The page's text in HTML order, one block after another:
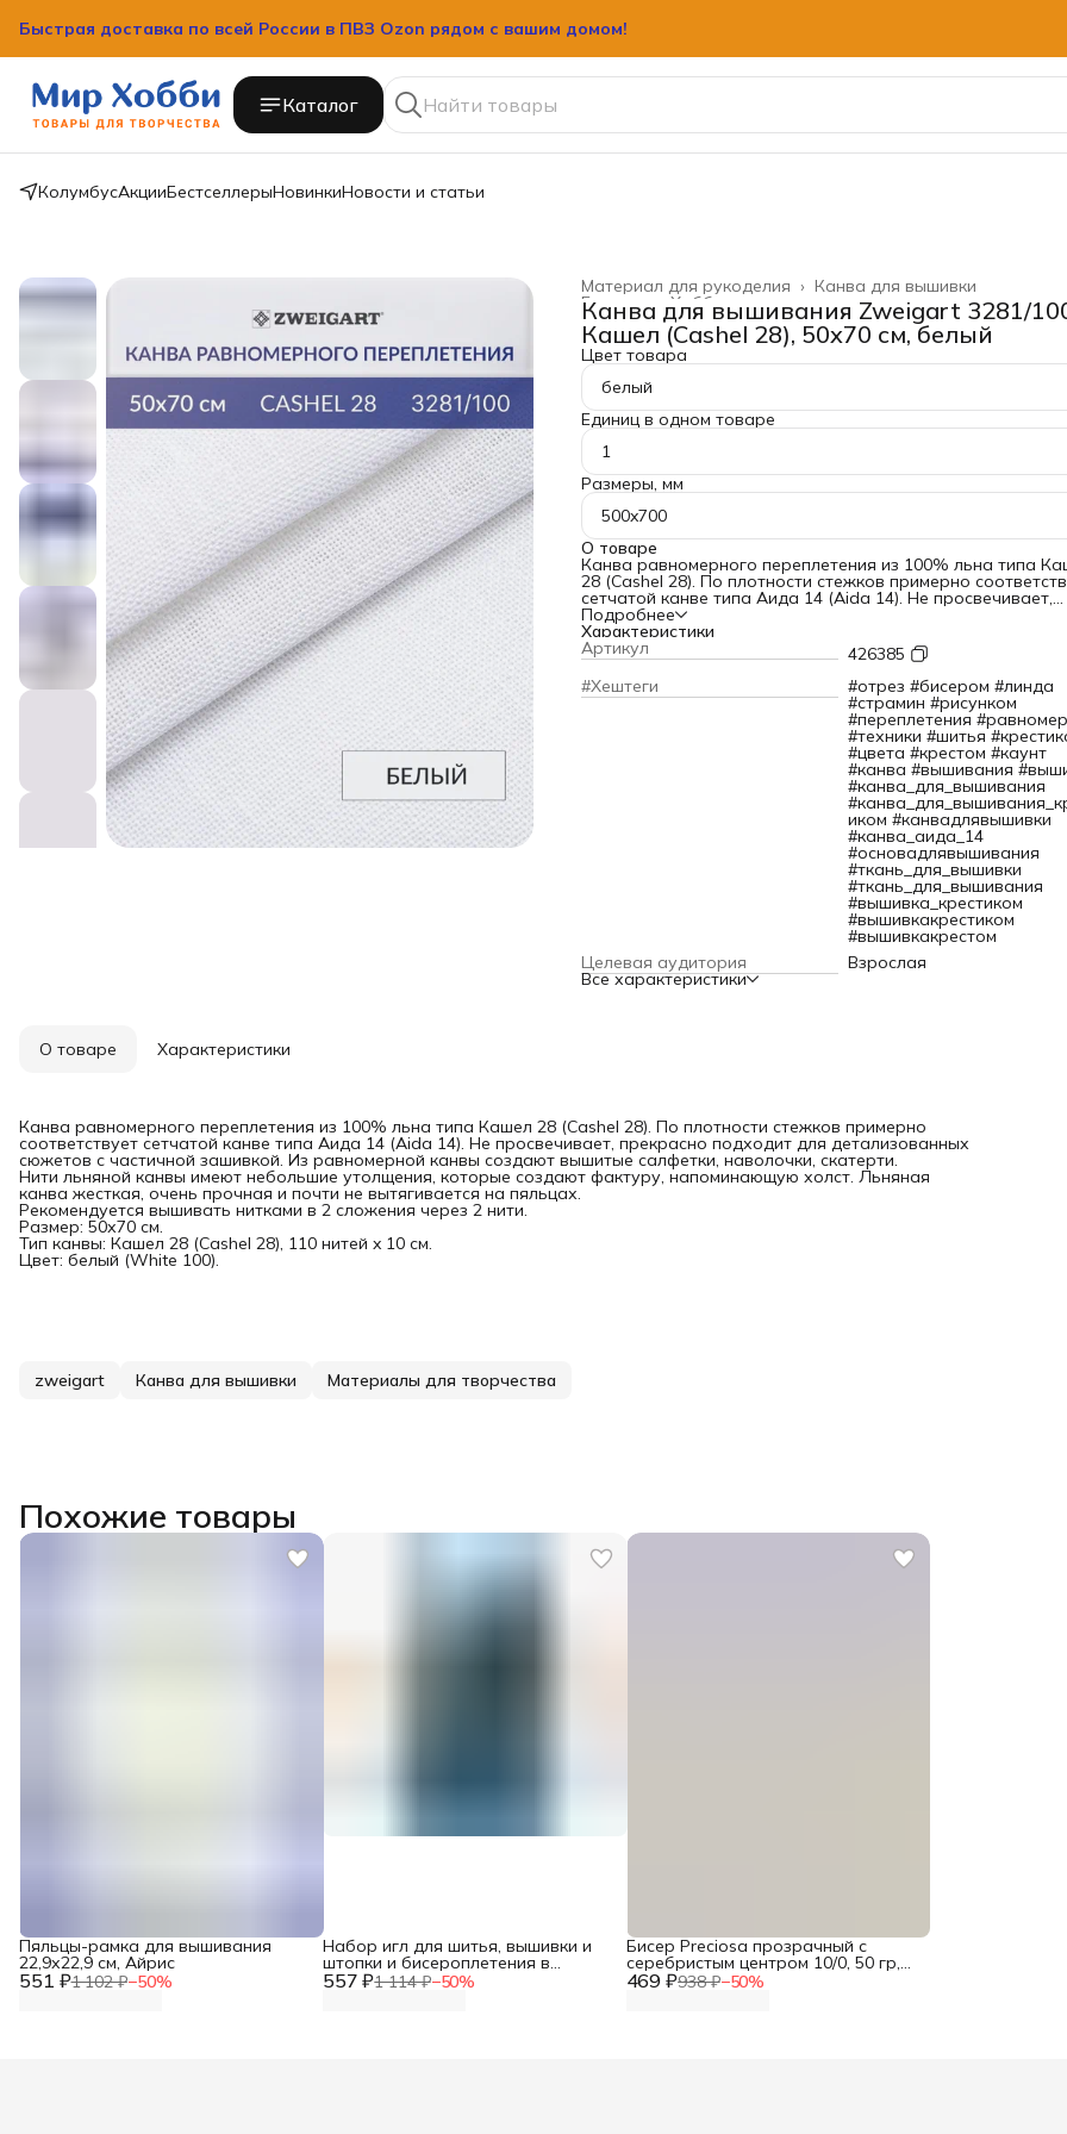
Быстрая доставка по всей России в ПВЗ Ozon рядом с вашим домом!
Каталог
КолумбусАкцииБестселлерыНовинкиНовости и статьи
Канва для вышивки
Материал для рукоделия ›
Хобби и творчество ›
Главная
Канва для вышивания Zweigart 3281/
Кашел (Cashel 28), 50x70 см, белый
Цвет товара
белый
Единиц в одном товаре
1
Размеры, мм
500x700
О товаре
Канва равномерного переплетения из 100% льна типа
28 (Cashel 28). По плотности стежков примерно
сетчатой канве типа Аида 14 (Aida 14). Не просвечивает,
прекрасно подходит для детализованных сюжетов с
частичной зашивкой. Из равномерной канвы создают
салфетки, наволочки, скатерти.
Нити льняной канвы имеют небольшие утолщения, которые
создают фактуру, напоминающую холст. Льняная канва
жесткая, очень прочная и почти не вытягивается на
Рекомендуется вышивать нитками в 2 сложения через 2
Тип канвы: Кашел 28 (Cashel 28), 110 нитей x 10 см.
Подробнее
Характеристики
Артикул
426385
#Хештеги
#отрез #бисером #линда
#страмин #рисунком
#переплетения
#техники #шитья
#цвета #крестом #каунт
#канва #вышивания
#канва_для_вышивания
иком #канвадлявышивки
#канва_аида_14
#основадлявышивания
#ткань_для_вышивки
#ткань_для_вышивания
#вышивка_крестиком
#вышивкакрестиком
#вышивкакрестом
Целевая аудитория
Взрослая
Все характеристики
О товаре Характеристики
Канва равномерного переплетения из 100% льна типа Кашел 28 (Cashel 28). По плотности стежков примерно
соответствует сетчатой канве типа Аида 14 (Aida 14). Не просвечивает, прекрасно подходит для детализованных
сюжетов с частичной зашивкой. Из равномерной канвы создают вышитые салфетки, наволочки, скатерти.
Нити льняной канвы имеют небольшие утолщения, которые создают фактуру, напоминающую холст. Льняная
канва жесткая, очень прочная и почти не вытягивается на пяльцах.
Рекомендуется вышивать нитками в 2 сложения через 2 нити.
Размер: 50х70 см.
Тип канвы: Кашел 28 (Cashel 28), 110 нитей x 10 см.
Цвет: белый (White 100).
zweigart Канва для вышивки Материалы для творчества
Похожие товары
551 ₽1 102 ₽−50%
Пяльцы-рамка для вышивания
22,9х22,9 см, Айрис
557 ₽1 114 ₽−50%
Набор игл для шитья, вышивки и
штопки и бисероплетения в
распределительном пенале 24 шт, 469 ₽938 ₽−50%
Бисер Preciosa прозрачный с
серебристым центром 10/0, 50 гр,
цвет № 78102, бисер чешский для